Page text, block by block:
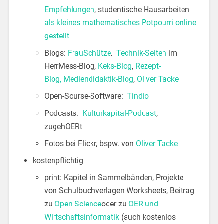
Empfehlungen, studentische Hausarbeiten
als kleines mathematisches Potpourri online
gestellt
Blogs: FrauSchütze, Technik-Seiten im
HerrMess-Blog, Keks-Blog, Rezept-
Blog, Mediendidaktik-Blog, Oliver Tacke
Open-Sourse-Software: Tindio
Podcasts: Kulturkapital-Podcast,
zugehOERt
Fotos bei Flickr, bspw. von Oliver Tacke
kostenpflichtig
print: Kapitel in Sammelbänden, Projekte
von Schulbuchverlagen Worksheets, Beitrag
zu Open Scienceoder zu OER und
Wirtschaftsinformatik(auch kostenlos